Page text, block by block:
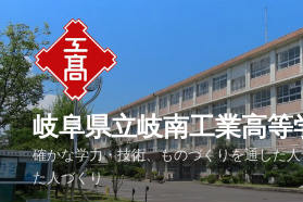
ン
テ
ン
ツ
へ
ス
岐阜県立岐南工業高等
確かな学力・技術、ものづくりを通した
た人づくり